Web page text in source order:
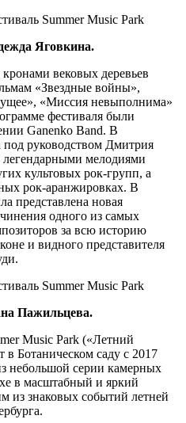
Яговкина.
вековых деревьев
«Звездные войны»,
«Миссия невыполнима»
фестиваля были
Ganenko Band. В
под руководством Дмитрия
легендарными мелодиями
культовых рок-групп, а
рок-аранжировках. В
представлена новая
одного из самых
за всю историю
и видного представителя
Пажильцева.
Music Park («Летний
Ботаническом саду с 2017
небольшой серии камерных
в масштабный и яркий
из знаковых событий летней